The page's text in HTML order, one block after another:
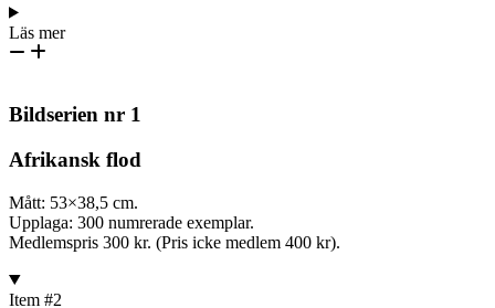
Läs mer
Bildserien nr 1
Afrikansk flod
Mått: 53×38,5 cm.
Upplaga: 300 numrerade exemplar.
Medlemspris 300 kr. (Pris icke medlem 400 kr).
Item #2